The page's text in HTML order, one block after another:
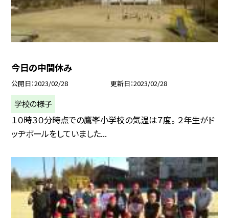
今日の中間休み
公開日 2023/02/28 更新日 2023/02/28
学校の様子
１０時３０分時点での鷹峯小学校の気温は７度。 ２年生がド
ッヂボールをしていました...